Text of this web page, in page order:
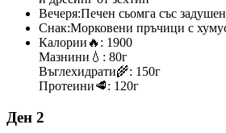
Вечеря:Печен сьомга със
Снак:Морковени пръчици с
Калории 🔥: 1900
Мазнини 💧: 80г
Въглехидрати🌾: 150г
Протеини🥩: 120г
Ден 2